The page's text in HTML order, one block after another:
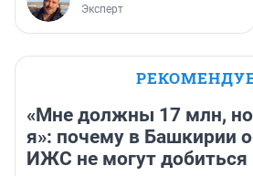
Эксперт
«Мне должны 17 млн, но
я»: почему в Башкирии
ИЖС не могут